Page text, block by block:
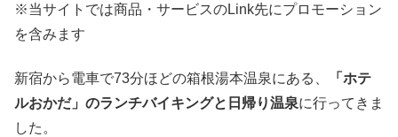
※当サイトでは商品・サービスのLink先にプロモーション
を含みます
新宿から電車で73分ほどの箱根湯本温泉にある、
「ホテ
ルおかだ」のランチバイキングと日帰り温泉に行ってきま
した。